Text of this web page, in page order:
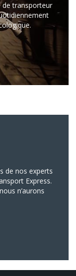
de transporteur
de nos experts
Express.
n’aurons